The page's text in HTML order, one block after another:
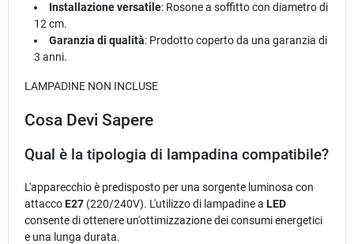
Installazione versatile: Rosone a soffitto con diametro di
12 cm.
Garanzia di qualità: Prodotto coperto da una garanzia di
3 anni.
LAMPADINE NON INCLUSE
Cosa Devi Sapere
Qual è la tipologia di lampadina compatibile?
L'apparecchio è predisposto per una sorgente luminosa con
attaccoE27 (220/240V). L'utilizzo di lampadine a LED
consente di ottenere un'ottimizzazione dei consumi energetici
e una lunga durata.